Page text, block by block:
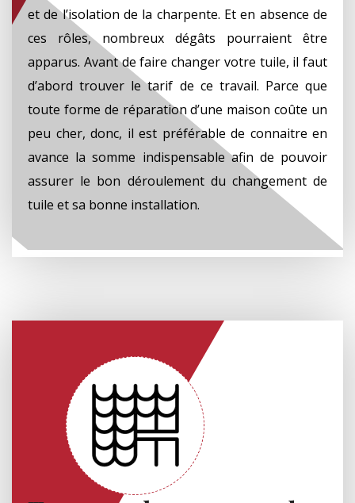
et de l’isolation de la charpente. Et en absence de
ces rôles, nombreux dégâts pourraient être
apparus. Avant de faire changer votre tuile, il faut
d’abord trouver le tarif de ce travail. Parce que
toute forme de réparation d’une maison coûte un
peu cher, donc, il est préférable de connaitre en
avance la somme indispensable afin de pouvoir
assurer le bon déroulement du changement de
tuile et sa bonne installation.